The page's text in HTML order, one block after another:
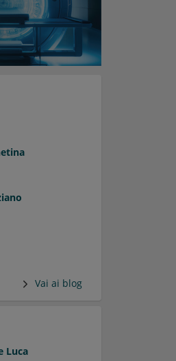
Vai ai blog
Luca